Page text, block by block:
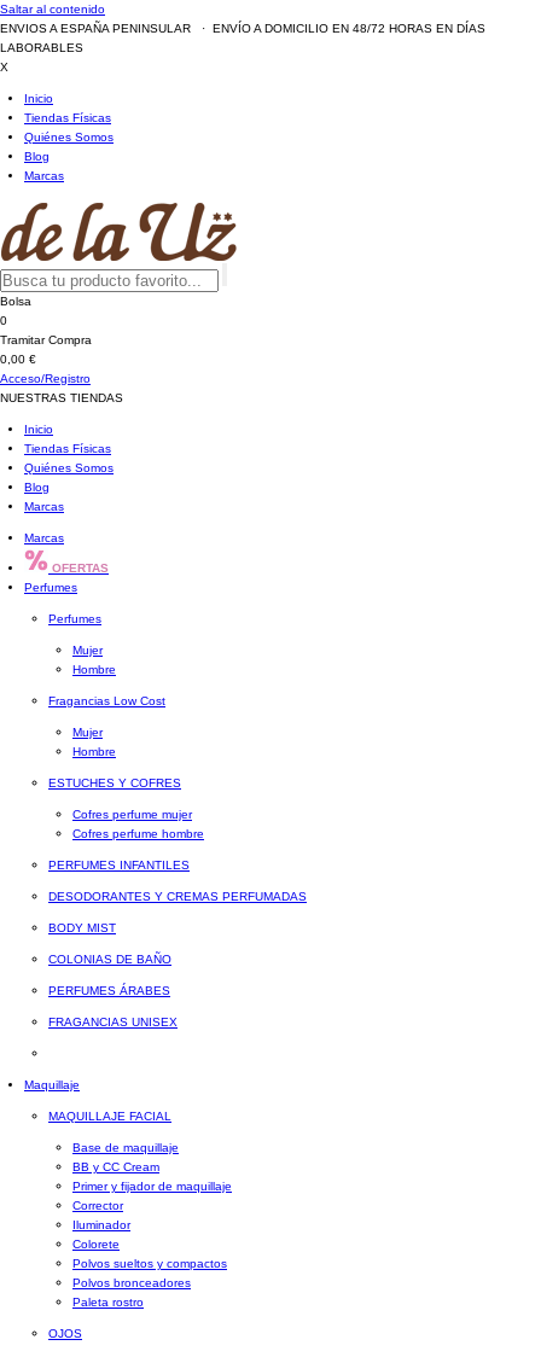
Saltar al contenido
ENVIOS A ESPAÑA PENINSULAR · ENVÍO A DOMICILIO EN 48/72 HORAS EN DÍAS
LABORABLES
X
Inicio
Tiendas Físicas
Quiénes Somos
Blog
Marcas
Bolsa
0
Tramitar Compra
0,00 €
Acceso/Registro
NUESTRAS TIENDAS
Inicio
Tiendas Físicas
Quiénes Somos
Blog
Marcas
Marcas
OFERTAS
Perfumes
Perfumes
Mujer
Hombre
Fragancias Low Cost
Mujer
Hombre
ESTUCHES Y COFRES
Cofres perfume mujer
Cofres perfume hombre
PERFUMES INFANTILES
DESODORANTES Y CREMAS PERFUMADAS
BODY MIST
COLONIAS DE BAÑO
PERFUMES ÁRABES
FRAGANCIAS UNISEX
Maquillaje
MAQUILLAJE FACIAL
Base de maquillaje
BB y CC Cream
Primer y fijador de maquillaje
Corrector
Iluminador
Colorete
Polvos sueltos y compactos
Polvos bronceadores
Paleta rostro
OJOS